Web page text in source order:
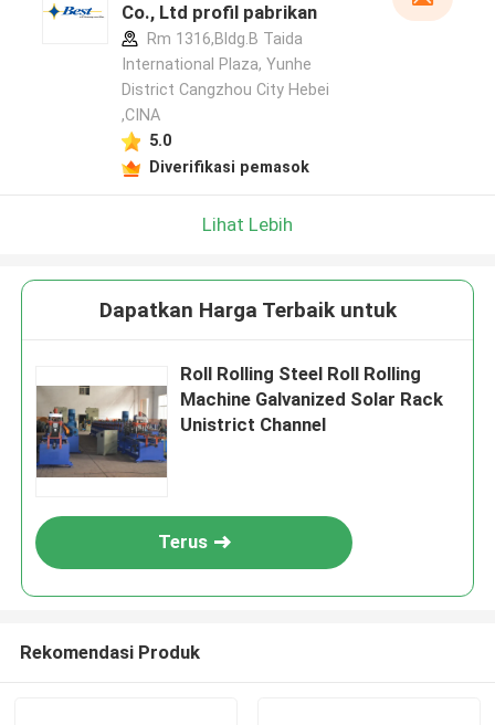
Co., Ltd profil pabrikan
Rm 1316,Bldg.B Taida
International Plaza, Yunhe
District Cangzhou City Hebei
,CINA
5.0
Diverifikasi pemasok
Lihat Lebih
Dapatkan Harga Terbaik untuk
Roll Rolling Steel Roll Rolling
Machine Galvanized Solar Rack
Unistrict Channel
Terus
Rekomendasi Produk